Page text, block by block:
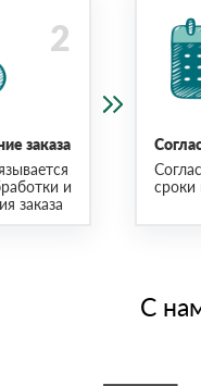
заказа
и
заказа
сроки
С